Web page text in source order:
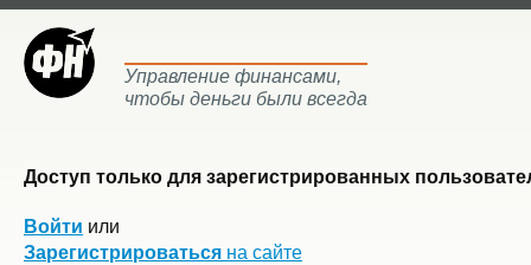
Управление финансами,
чтобы деньги были всегда
Доступ только для зарегистрированных
Войти или
Зарегистрироваться на сайте